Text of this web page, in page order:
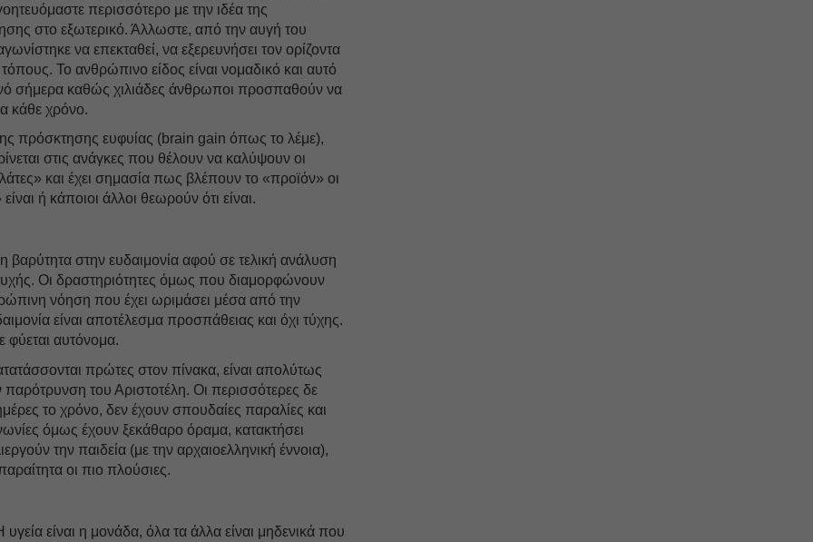
περισσότερο με την ιδέα της
στο εξωτερικό. Άλλωστε, από την αυγή του
να επεκταθεί, να εξερευνήσει τον ορίζοντα
Το ανθρώπινο είδος είναι νομαδικό και αυτό
σήμερα καθώς χιλιάδες άνθρωποι προσπαθούν να
κάθε χρόνο.
πρόσκτησης ευφυίας (brain gain όπως το λέμε),
στις ανάγκες που θέλουν να καλύψουν οι
και έχει σημασία πως βλέπουν το «προϊόν» οι
είναι ή κάποιοι άλλοι θεωρούν ότι είναι.
βαρύτητα στην ευδαιμονία αφού σε τελική ανάλυση
Οι δραστηριότητες όμως που διαμορφώνουν
νόηση που έχει ωριμάσει μέσα από την
είναι αποτέλεσμα προσπάθειας και όχι τύχης.
φύεται αυτόνομα.
πρώτες στον πίνακα, είναι απολύτως
του Αριστοτέλη. Οι περισσότερες δε
το χρόνο, δεν έχουν σπουδαίες παραλίες και
όμως έχουν ξεκάθαρο όραμα, κατακτήσει
την παιδεία (με την αρχαιοελληνική έννοια),
οι πιο πλούσιες.
υγεία είναι η μονάδα, όλα τα άλλα είναι μηδενικά που